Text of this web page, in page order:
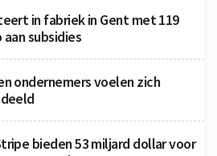
in fabriek in Gent met 119
subsidies
ondernemers voelen zich
bieden 53 miljard dollar voor